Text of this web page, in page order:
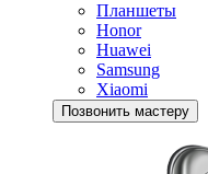
Планшеты
Honor
Huawei
Samsung
Xiaomi
Позвонить мастеру